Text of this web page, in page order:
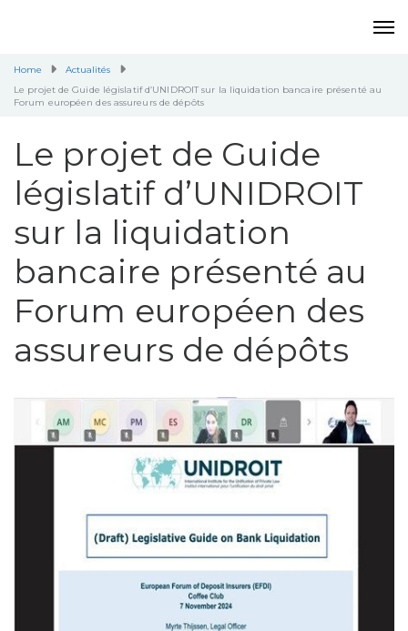
Home
Actualités
Le projet de Guide législatif d’UNIDROIT sur la liquidation bancaire présenté au
Forum européen des assureurs de dépôts
Le projet de Guide
législatif d’UNIDROIT
sur la liquidation
bancaire présenté au
Forum européen des
assureurs de dépôts